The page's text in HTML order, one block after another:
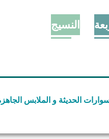
النسيج